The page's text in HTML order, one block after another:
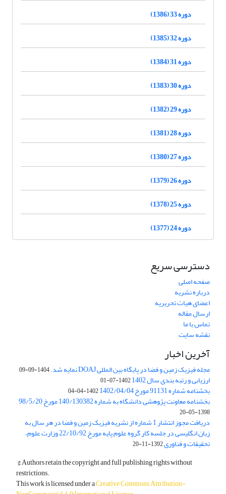
دوره 33 (1386)
دوره 32 (1385)
دوره 31 (1384)
دوره 30 (1383)
دوره 29 (1382)
دوره 28 (1381)
دوره 27 (1380)
دوره 26 (1379)
دوره 25 (1378)
دوره 24 (1377)
دسترسی سریع
صفحه اصلی
درباره نشریه
اعضای هیات تحریریه
ارسال مقاله
تماس با ما
نقشه سایت
آخرین اخبار
مجله فیزیک زمین و فضا در پایگاه بین المللی DOAJ نمایه شد. 1404-09-09
ارزیابی و رتبه بندی سال 1402 1402-07-01
بخشنامه شماره 91131 مورخ 1402/04/04 1402-04-04
بخشنامه معاونت پژوهشی دانشگاه به شماره 140/130382 مورخ 98/5/20
1398-05-20
دریافت مجوز انتشار 1 شماره از نشریه فیزیک زمین و فضا در هر سال به
زبان انگلیسی در جلسه کار گروه علوم پایه مورخ 22/10/92 وزارت علوم،
تحقیقات و فناوری1392-11-20
© Authors retain the copyright and full publishing rights without
restrictions.
This work is licensed under aCreative Commons Attribution-